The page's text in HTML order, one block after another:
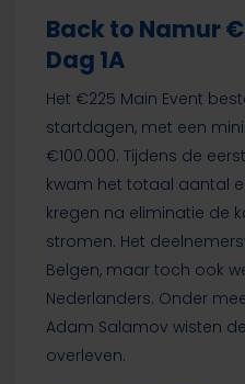
Back to Namur
Dag 1A
Het €225 Main Event
startdagen, met een
€100.000. Tijdens de
kwam het totaal aantal
kregen na eliminatie de
stromen. Het
Belgen, maar toch ook
Nederlanders. Onder
Adam Salamov wisten
overleven.